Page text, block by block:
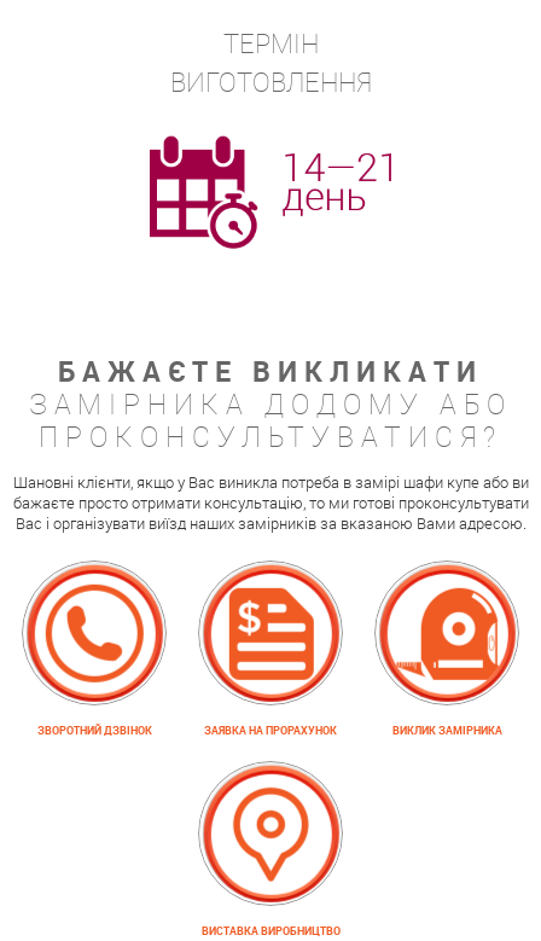
ТЕРМІН
ВИГОТОВЛЕННЯ
БАЖАЄТЕ ВИКЛИКАТИ
ЗАМІРНИКА ДОДОМУ АБО
ПРОКОНСУЛЬТУВАТИСЯ?
Шановні клієнти, якщо у Вас виникла потреба в замірі шафи купе або ви
бажаєте просто отримати консультацію, то ми готові проконсультувати
Вас і організувати виїзд наших замірників за вказаною Вами адресою.
ЗВОРОТНИЙ ДЗВІНОК ЗАЯВКА НА ПРОРАХУНОК ВИКЛИК ЗАМІРНИКА
ВИСТАВКА ВИРОБНИЦТВО